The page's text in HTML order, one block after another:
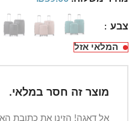
צבע
המלאי אזל
מוצר זה חסר במלאי.
אל דאגה! הזינו את כתובת